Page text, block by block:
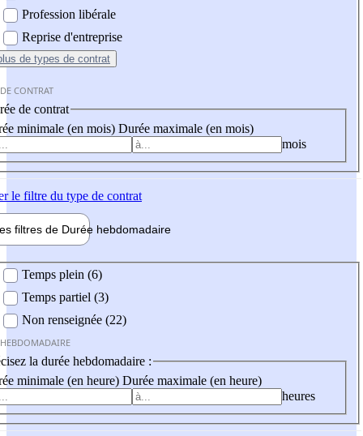
Profession libérale
Reprise d'entreprise
de types de contrat
CONTRAT
de contrat
minimale (en mois) Durée maximale (en mois)
mois
le filtre du type de contrat
filtres de Durée hebdomadaire
Temps plein (6)
Temps partiel (3)
Non renseignée (22)
la durée hebdomadaire :
minimale (en heure) Durée maximale (en heure)
heures